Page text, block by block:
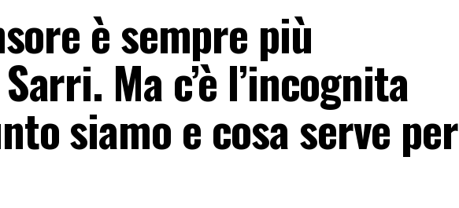
è sempre più
Ma c’è l’incognita
siamo e cosa serve per